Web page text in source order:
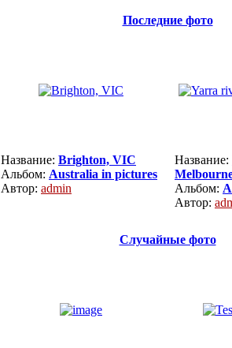
Последние фото
Название: Brighton, VIC
Альбом: Australia in pictures
Автор: admin
Название:
Альбом:
Автор:
Случайные фото